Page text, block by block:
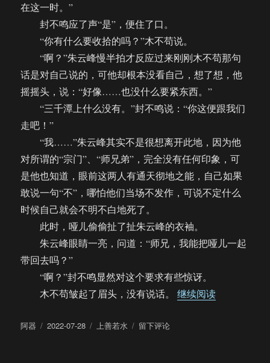
在这一时。”
封不鸣应了声“是”，便住了口。
“你有什么要收拾的吗？”木不苟说。
“啊？”朱云峰慢半拍才反应过来刚刚木不苟那句
话是对自己说的，可他却根本没看自己，想了想，他
摇摇头，说：“好像……也没什么要紧东西。”
“三千潭上什么没有。”封不鸣说：“你这便跟我们
走吧！”
“我……”朱云峰其实不是很想离开此地，因为他
对所谓的“宗门”、“师兄弟”，完全没有任何印象，可
是他也知道，眼前这两人有通天彻地之能，自己如果
敢说一句“不”，哪怕他们当场不发作，可说不定什么
时候自己就会不明不白地死了。
此时，哑儿偷偷扯了扯朱云峰的衣袖。
朱云峰眼睛一亮，问道：“师兄，我能把哑儿一起
带回去吗？”
“啊？”封不鸣显然对这个要求有些惊讶。
木不苟皱起了眉头，没有说话。继续阅读“【饼四/AU
作
阿器
发
2022-07-28
分
上善若水
于
留下评论